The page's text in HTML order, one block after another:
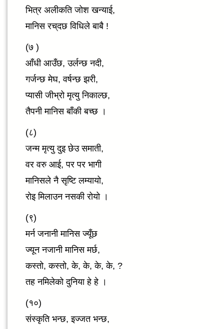
भित्र अलीकति जोश खन्याई,
मानिस रच्‌दछ विधिले बाबै !
(७ )
आँधी आउँछ, उर्लन्छ नदी,
गर्जन्छ मेघ, वर्षन्छ झरी,
प्यासी जीभ्रो मृत्यु निकाल्छ,
तैपनी मानिस बाँकी बच्छ ।
(८)
जन्म मृत्यु दुइ छेउ समाती,
वर वरु आई, पर पर भागी
मानिसले नै सृष्टि लम्यायो,
रोइ मिलाउन नसकी रोयो ।
(९)
मर्न जनानी मानिस ज्यूँछ
ज्यून नजानी मानिस मर्छ,
कस्तो, कस्तो, के, के, के, के, ?
तह नमिलेको दुनिया हे हे ।
(१०)
संस्कृति भन्छ, इज्जत भन्छ,